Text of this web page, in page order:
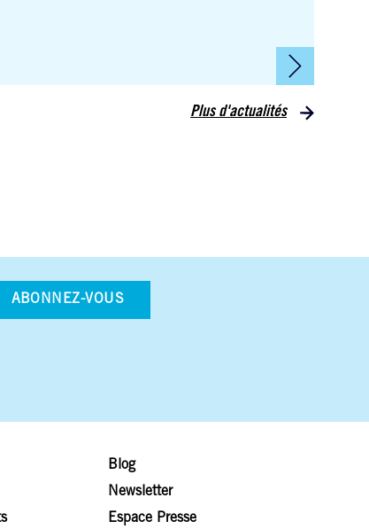
Plus d'actualités
ABONNEZ-VOUS
Blog
Newsletter
Espace Presse